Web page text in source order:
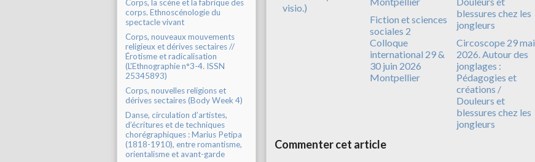
Corps, la scène et la fabrique des
corps. Ethnoscénologie du
spectacle vivant
Corps, nouveaux mouvements
religieux et dérives sectaires //
Érotisme et radicalisation
(L'Ethnographie n°3-4. ISSN
25345893)
Corps, nouvelles religions et
dérives sectaires (Body Week 4)
Danse, circulation d’artistes,
d’écritures et de techniques
chorégraphiques : Marius Petipa
(1818-1910), entre romantisme,
orientalisme et avant-garde
visio.)
Fiction et sciences
sociales 2
Colloque
international 29 &
30 juin 2026
Montpellier
Circoscope 29 mai
2026. Autour des
jonglages :
Pédagogies et
créations /
Douleurs et
blessures chez les
jongleurs
Commenter cet article